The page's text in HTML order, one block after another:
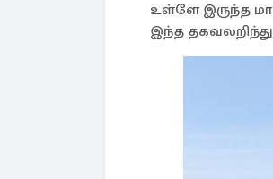
உள்ளே இருந்த
இந்த தகவலறிந்து